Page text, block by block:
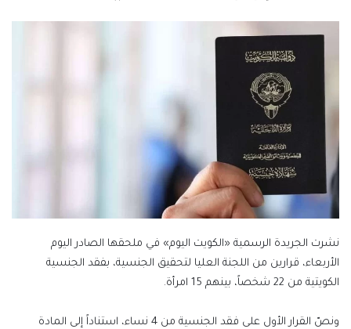
نشرت الجريدة الرسمية «الكويت اليوم» في ملحقها الصادر اليوم
الأربعاء، قرارين من اللجنة العليا لتحقيق الجنسية، بفقد الجنسية
الكويتية من 22 شخصاً، بينهم 15 امرأة.
ونصّ القرار الأول على فقد الجنسية من 4 نساء، استناداً إلى المادة